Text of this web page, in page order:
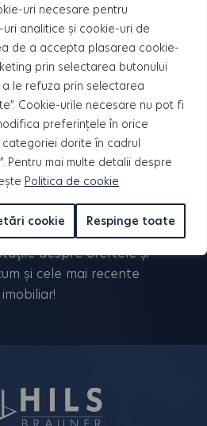
uri necesare pentru
analitice și cookie-uri de
de a accepta plasarea cookie-
prin selectarea butonului
le refuza prin selectarea
Cookie-urile necesare nu pot fi
preferințele în orice
dorite în cadrul
Pentru mai multe detalii despre
Politica de cookie
cookie Respinge toate
nr. 248
la newsletter!
despre ofertele și
și cele mai recente